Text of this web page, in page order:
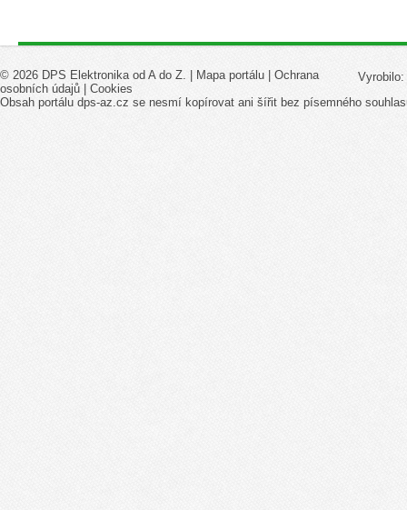
Vyrobilo:
© 2026 DPS Elektronika od A do Z. | Mapa portálu
Ochrana
osobních údajů
Cookies
Obsah portálu dps-az.cz se nesmí kopírovat ani šířit bez písemného